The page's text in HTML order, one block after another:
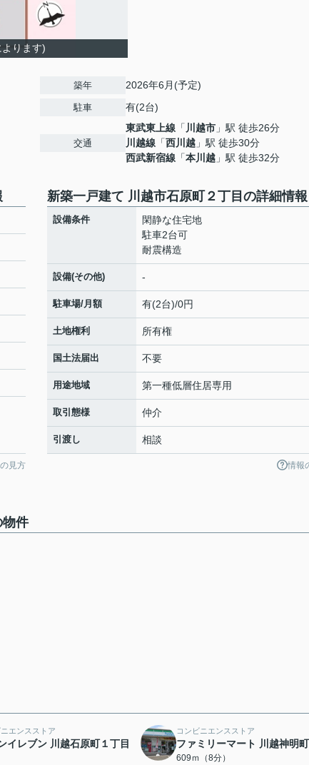
ります)
築年 2026年6月(予定)
駐車 有(2台)
交通
東武東上線 「 川越市 」駅 徒歩26分
川越線 「西川越 」駅 徒歩30分
西武新宿線 「本川越 」駅 徒歩32分
見方
新築一戸建て 川越市石原町２丁目の詳細情報
設備条件
閑静な住宅地
駐車2台可
耐震構造
設備(その他) -
駐車場/月額 有(2台)/0円
土地権利 所有権
国土法届出 不要
用途地域 第一種低層住居専用
取引態様 仲介
引渡し 相談
情報
物件
エンスストア
イレブン 川越石原町１丁目
コンビニエンスストア
ファミリーマート 川越神明
609ｍ（8分）